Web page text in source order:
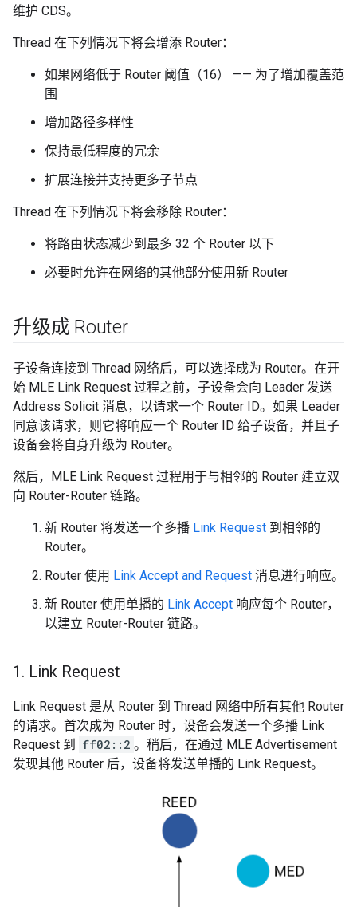
维护 CDS。
Thread 在下列情况下将会增添 Router：
如果网络低于 Router 阈值（16） —— 为了增加覆盖范
围
增加路径多样性
保持最低程度的冗余
扩展连接并支持更多子节点
Thread 在下列情况下将会移除 Router：
将路由状态减少到最多 32 个 Router 以下
必要时允许在网络的其他部分使用新 Router
升级成 Router
子设备连接到 Thread 网络后，可以选择成为 Router。在开
始 MLE Link Request 过程之前，子设备会向 Leader 发送
Address Solicit 消息，以请求一个 Router ID。如果 Leader
同意该请求，则它将响应一个 Router ID 给子设备，并且子
设备会将自身升级为 Router。
然后，MLE Link Request 过程用于与相邻的 Router 建立双
向 Router-Router 链路。
新 Router 将发送一个多播 Link Request 到相邻的
Router。
Router 使用 Link Accept and Request 消息进行响应。
新 Router 使用单播的 Link Accept 响应每个 Router，
以建立 Router-Router 链路。
1 . Link Request
Link Request 是从 Router 到 Thread 网络中所有其他 Router
的请求。首次成为 Router 时，设备会发送一个多播 Link
Request 到
ff02::2 。稍后，在通过 MLE Advertisement
发现其他 Router 后，设备将发送单播的 Link Request。